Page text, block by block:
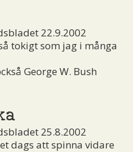
22.9.2002
tokigt som jag i många
George W. Bush
25.8.2002
dags att spinna vidare